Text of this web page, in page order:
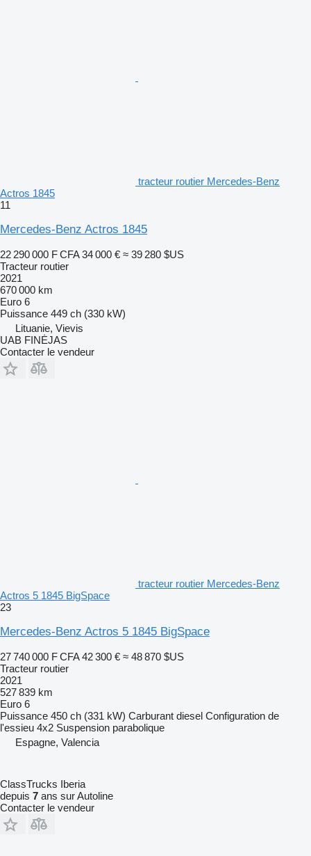
tracteur routier Mercedes-Benz
Actros 1845
11
Mercedes-Benz Actros 1845
22 290 000 F CFA 34 000 € ≈ 39 280 $US
Tracteur routier
2021
670 000 km
Euro 6
Puissance 449 ch (330 kW)
Lituanie, Vievis
UAB FINĖJAS
Contacter le vendeur
tracteur routier Mercedes-Benz
Actros 5 1845 BigSpace
23
Mercedes-Benz Actros 5 1845 BigSpace
27 740 000 F CFA 42 300 € ≈ 48 870 $US
Tracteur routier
2021
527 839 km
Euro 6
Puissance 450 ch (331 kW) Carburant diesel Configuration de
l'essieu 4x2 Suspension parabolique
Espagne, Valencia
ClassTrucks Iberia
depuis 7 ans sur Autoline
Contacter le vendeur